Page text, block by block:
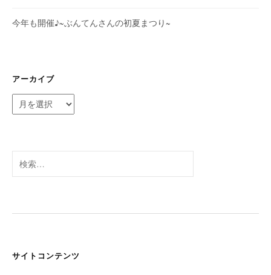
今年も開催♪~ぶんてんさんの初夏まつり~
アーカイブ
ー
ブ
索:
サイトコンテンツ